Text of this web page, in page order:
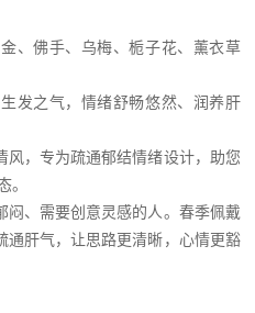
、佛手、乌梅、栀子花、薰衣草
发之气，情绪舒畅悠然、润养肝
风，专为疏通郁结情绪设计，助您
。
闷、需要创意灵感的人。春季佩戴
通肝气，让思路更清晰，心情更豁